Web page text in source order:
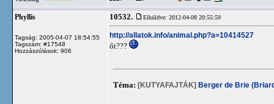
Phyllis
Tagság: 2005-04-07 18:54:55
Tagszám: #17548
Hozzászólások: 906
10532. Elküldve: 2012-04-08 20:55:59
http://allatok.info/animal.php?a=10414527
őt???
Téma: [KUTYAFAJTÁK] Berger de Brie